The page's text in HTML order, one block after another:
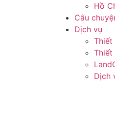
Hồ
Câu
Dịch vụ
Thiết
Thiết
Dịch